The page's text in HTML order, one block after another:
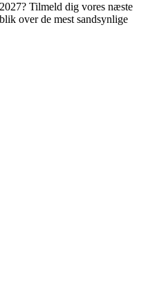
Tilmeld dig vores næste
over de mest sandsynlige